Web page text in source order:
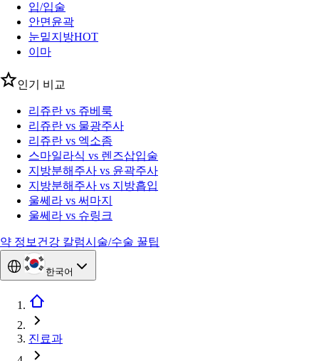
입/입술
안면윤곽
눈밑지방HOT
이마
인기 비교
리쥬란 vs 쥬베룩
리쥬란 vs 물광주사
리쥬란 vs 엑소좀
스마일라식 vs 렌즈삽입술
지방분해주사 vs 윤곽주사
지방분해주사 vs 지방흡입
울쎄라 vs 써마지
울쎄라 vs 슈링크
약 정보 건강 칼럼시술/수술 꿀팁
한국어
진료과